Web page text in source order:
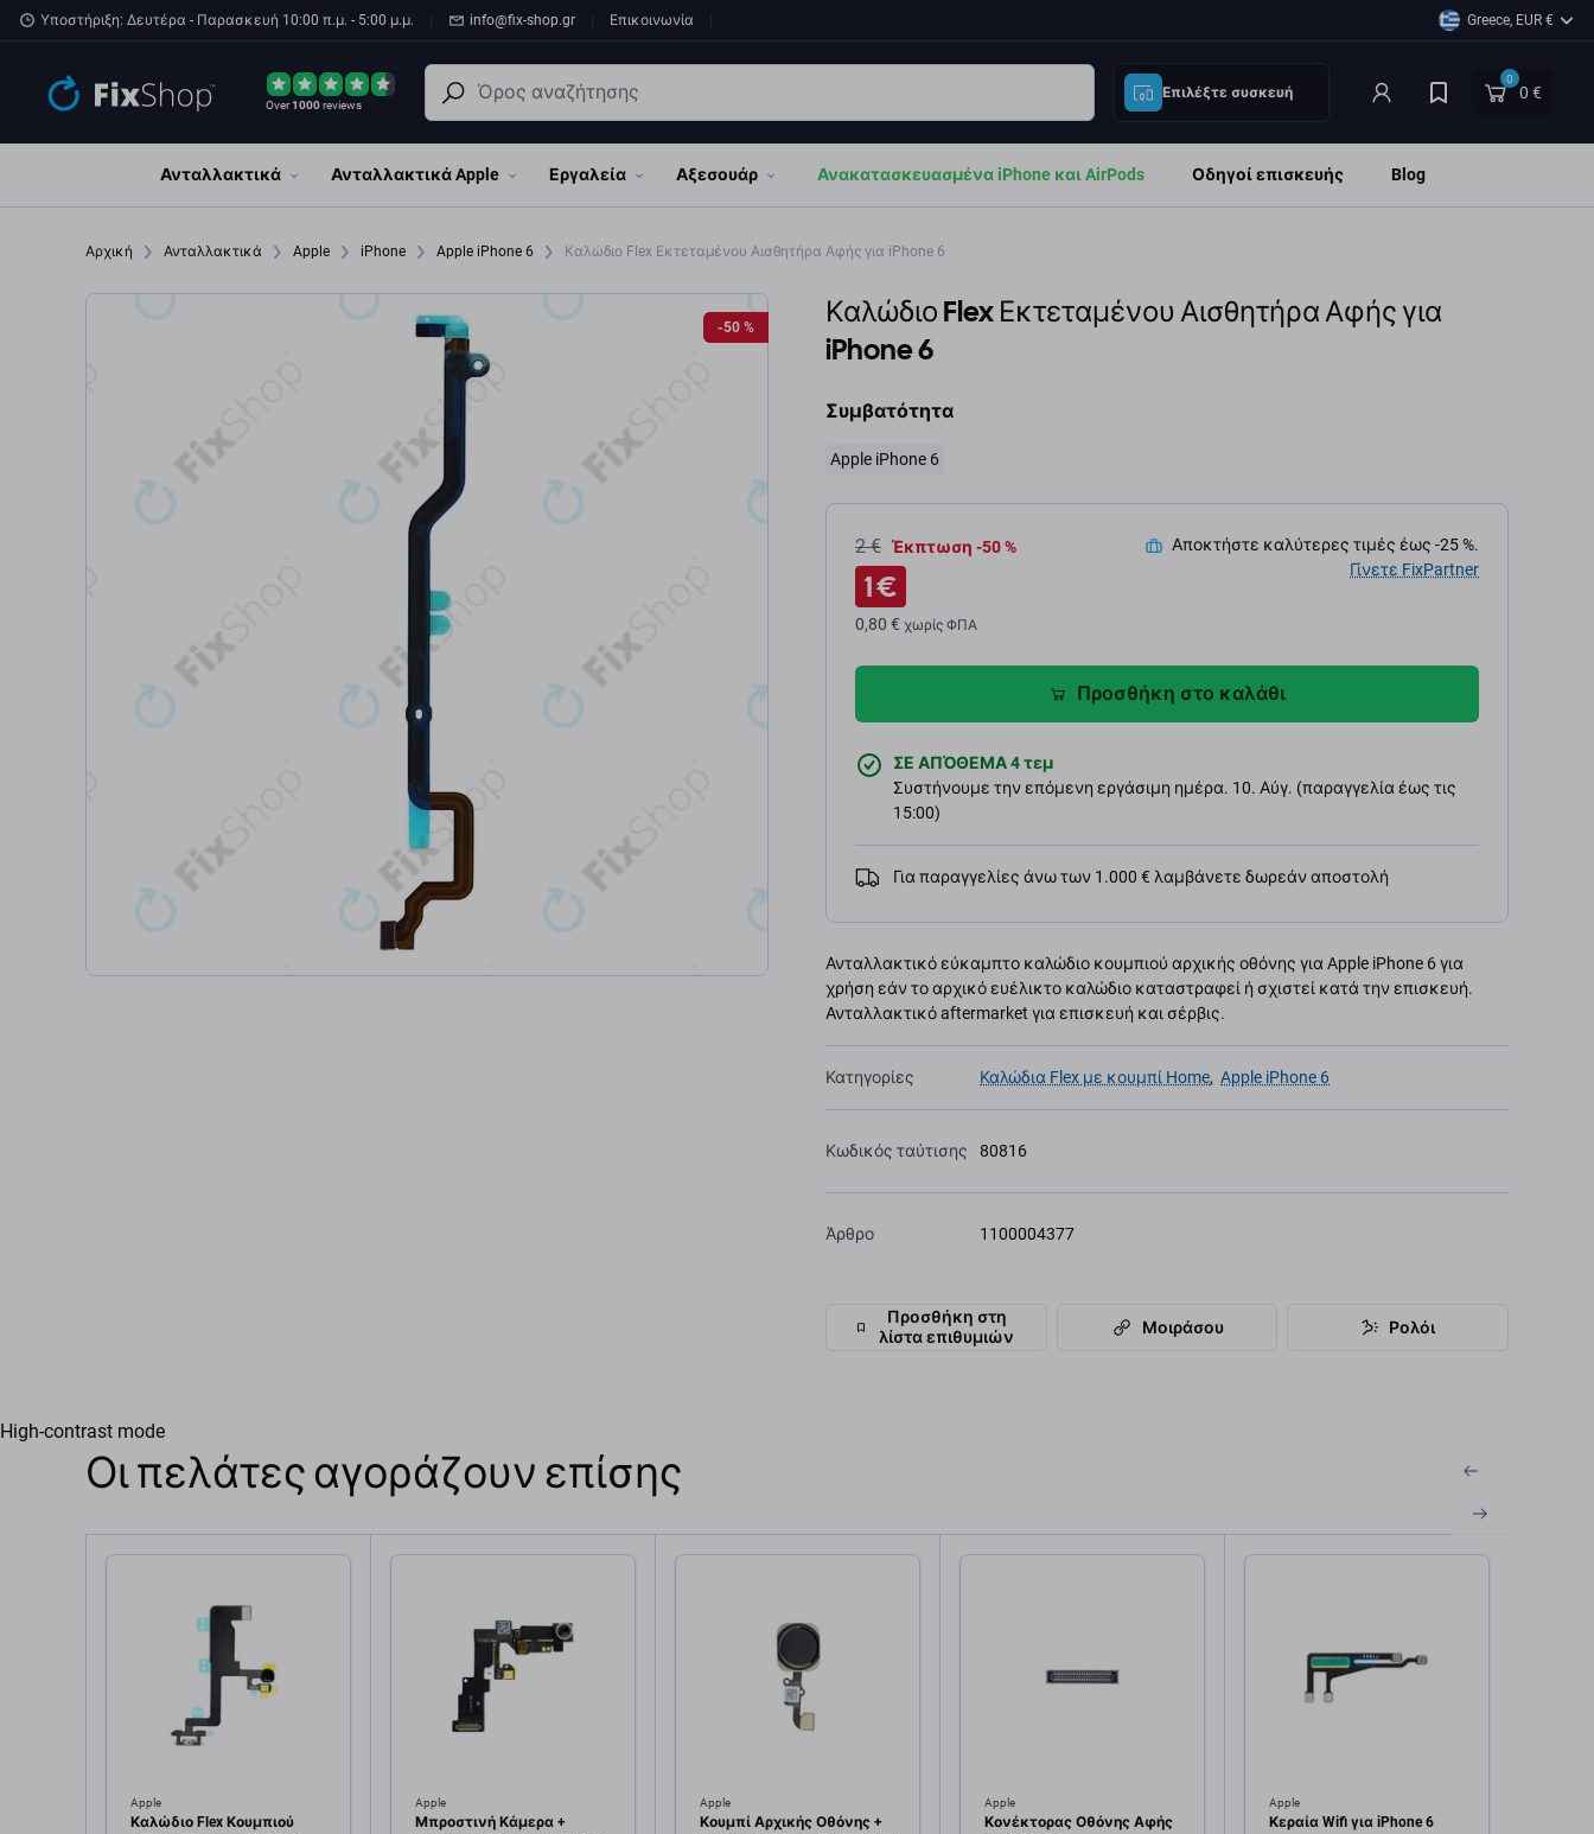
Παράβλεψη στο κύριο περιεχόμενο
Υποστήριξη: Δευτέρα - Παρασκευή 10:00 π.μ. - 5:00 μ.μ. info@fix-shop.gr Επικοινωνία Greece, EUR €
Over1000reviews
Επιλέξτε συσκευή
0
0 €
Ανταλλακτικά Ανταλλακτικά Apple Εργαλεία Αξεσουάρ Ανακατασκευασμένα iPhone και AirPods Οδηγοί επισκευής Blog
Αρχική Ανταλλακτικά Apple iPhone Apple iPhone 6 Καλώδιο Flex Εκτεταμένου Αισθητήρα Αφής για iPhone 6
-50 %
-50 %
Καλώδιο Flex Εκτεταμένου Αισθητήρα Αφής για
iPhone 6
Συμβατότητα
Apple iPhone 6
2 € Έκπτωση -50 %
1 €
0,80 € χωρίς ΦΠΑ
Αποκτήστε καλύτερες τιμές έως -25 %.
Γίνετε FixPartner
Προσθήκη στο καλάθι
ΣΕ ΑΠΌΘΕΜΑ 4 τεμ
Συστήνουμε την επόμενη εργάσιμη ημέρα. 10. Αύγ. (παραγγελία έως τις
15:00)
Για παραγγελίες άνω των 1.000 € λαμβάνετε δωρεάν αποστολή
Ανταλλακτικό εύκαμπτο καλώδιο κουμπιού αρχικής οθόνης για Apple iPhone 6 για
χρήση εάν το αρχικό ευέλικτο καλώδιο καταστραφεί ή σχιστεί κατά την επισκευή.
Ανταλλακτικό aftermarket για επισκευή και σέρβις.
Κατηγορίες Καλώδια Flex με κουμπί Home, Apple iPhone 6
Κωδικός ταύτισης 80816
Άρθρο 1100004377
Προσθήκη στη
λίστα επιθυμιών
Μοιράσου Ρολόι
High-contrast mode
Οι πελάτες αγοράζουν επίσης
Apple
Καλώδιο Flex Κουμπιού
Apple
Μπροστινή Κάμερα +
Apple
Κουμπί Αρχικής Οθόνης +
Apple
Κονέκτορας Οθόνης Αφής
Apple
Κεραία Wifi για iPhone 6